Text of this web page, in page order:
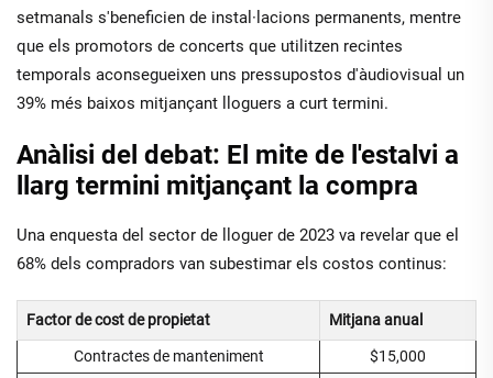
setmanals s'beneficien de instal·lacions permanents, mentre
que els promotors de concerts que utilitzen recintes
temporals aconsegueixen uns pressupostos d'àudiovisual un
39% més baixos mitjançant lloguers a curt termini.
Anàlisi del debat: El mite de l'estalvi a
llarg termini mitjançant la compra
Una enquesta del sector de lloguer de 2023 va revelar que el
68% dels compradors van subestimar els costos continus:
Factor de cost de propietat Mitjana anual
Contractes de manteniment
$15,000